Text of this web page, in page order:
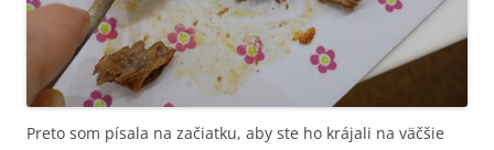
Preto som písala na začiatku, aby ste ho krájali na väčšie